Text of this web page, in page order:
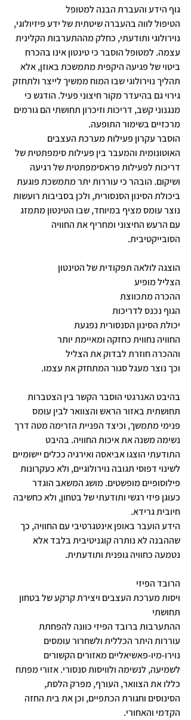
גוף הידע והעברת הבנה למטופל
הטיפול לווה בהעברה שיטתית של ידע פיזיולוגי,
נוירולוגי ותודעתי, כחלק מההתערבות הקלינית
עצמה. למטופל הוסבר כי טינטון אינו בהכרח
ביטוי של פגיעה היקפית מתמשכת באוזן, אלא
תהליך נוירולוגי שבו המוח ממשיך לייצר ולתחזק
גירוי גם בהיעדר מקור חיצוני פעיל. הודגש כי
מנגנוני קשב, דריכות וזיכרון תחושתי הם גורמים
מרכזיים בשימור התופעה.
הוסבר עקרון פעילות מערכת העצבים
האוטונומית והמעבר בין פעילות סימפתטית של
דריכות לפעילות פראסימפתטית של רגיעה
ושיקום. הובהר כי עוררות יתר מתמשכת פוגעת
ביכולת הסינון הסנסורית, ולכן בסביבות רועשות
נוצר עומס מציף במיוחד, שבו הטינטון מתמזג
עם הרעש החיצוני ומחריף את החוויה
הסובייקטיבית.
הוצגה לולאה תפקודית של הטינטון
הצליל מופיע
ההכרה מתכווצת
הגוף נכנס לדריכות
יכולת הסינון הסנסורית נפגעת
החוויה נחווית כחזקה ומאיימת יותר
וההכרה חוזרת לבדוק את הצליל
וכך נוצר מעגל סגור המתחזק את עצמו.
בהיבט האנרגטי הוסבר הקשר בין הצטברות
תחושתית באזור הראש והצוואר לבין עומס
פנימי מתמשך, וכיצד הפניית הזרימה מטה דרך
נשימה משנה את איכות החוויה. בהיבט
התודעתי הוצגו אביאסה ואירגיה ככלים יישומיים
לשינוי דפוסי תגובה נוירולוגיים, ולא כעקרונות
פילוסופיים מופשטים. מושג המשאב הוגדר
כעוגן פיזי רגשי ותודעתי של בטחון, ולא כחשיבה
חיובית גרידא.
הידע הועבר באופן אינטגרטיבי עם החוויה, כך
שההבנה לא נותרה קוגניטיבית בלבד אלא
נטמעה כחוויה גופנית ותודעתית.
הרובד הפיזי
ויסות מערכת העצבים ויצירת קרקע של בטחון
תחושתי
ההתערבות ברובד הפיזי כוונה להפחתת
עוררות היתר הכללית ולשחרור עומסים
נוירו-מיו-פאשיאליים מאזורים הקשורים
לשמיעה, לנשימה ולוויסות סנסורי. אזורי מפתח
כללו את הצוואר, העורף, מפרק הלסת,
הסינוסים וחגורת הכתפיים, וכן את בית החזה
הקדמי והאחורי.